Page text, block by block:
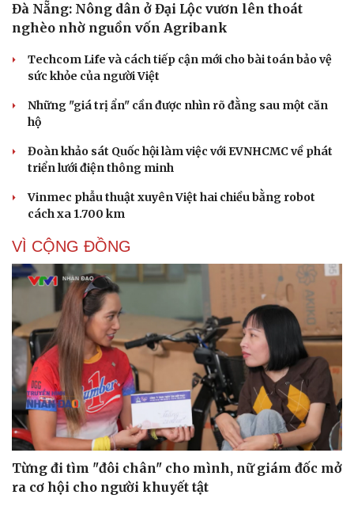
Cải chính
Đà Nẵng: Nông dân ở Đại Lộc vươn lên thoát
nghèo nhờ nguồn vốn Agribank
Techcom Life và cách tiếp cận mới cho bài toán bảo vệ
sức khỏe của người Việt
Những "giá trị ẩn" cần được nhìn rõ đằng sau một căn
hộ
Đoàn khảo sát Quốc hội làm việc với EVNHCMC về phát
triển lưới điện thông minh
Vinmec phẫu thuật xuyên Việt hai chiều bằng robot
cách xa 1.700 km
VÌ CỘNG ĐỒNG
Từng đi tìm "đôi chân" cho mình, nữ giám đốc mở
ra cơ hội cho người khuyết tật